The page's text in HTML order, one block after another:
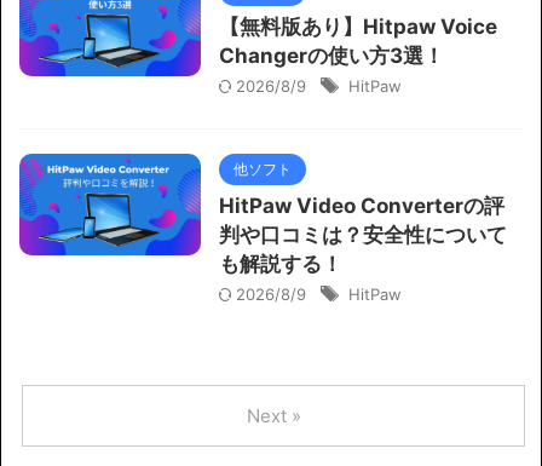
【無料版あり】Hitpaw Voice
Changerの使い方3選！
2026/8/9 HitPaw
他ソフト
HitPaw Video Converterの評
判や口コミは？安全性について
も解説する！
2026/8/9 HitPaw
Next »